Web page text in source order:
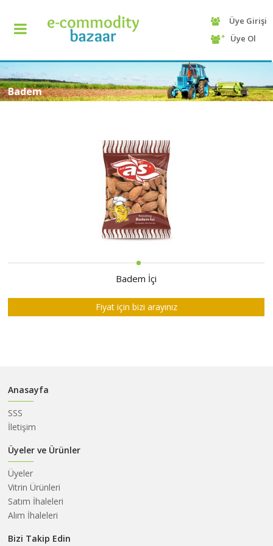
+90
425
13
70
SATIM
DUYURULAR
SSS
İLETİŞİM
Üye Girişi
Üye Ol
Badem
Badem İçi
Fiyat için bizi arayınız
Anasayfa
SSS
İletişim
Üyeler ve Ürünler
Üyeler
Vitrin Ürünleri
Satım İhaleleri
Alım İhaleleri
Bizi Takip Edin